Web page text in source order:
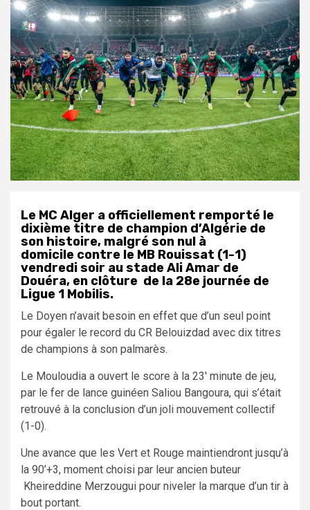
Le MC Alger a officiellement remporté le
dixième titre de champion d’Algérie de
son histoire, malgré son nul à
domicile contre le MB Rouissat (1-1)
vendredi soir au stade Ali Amar de
Douéra, en clôture de la 28e journée de
Ligue 1 Mobilis.
Le Doyen n’avait besoin en effet que d’un seul point
pour égaler le record du CR Belouizdad avec dix titres
de champions à son palmarès.
Le Mouloudia a ouvert le score à la 23′ minute de jeu,
par le fer de lance guinéen Saliou Bangoura, qui s’était
retrouvé à la conclusion d’un joli mouvement collectif
(1-0).
Une avance que les Vert et Rouge maintiendront jusqu’à
la 90’+3, moment choisi par leur ancien buteur
Kheireddine Merzougui pour niveler la marque d’un tir à
bout portant.